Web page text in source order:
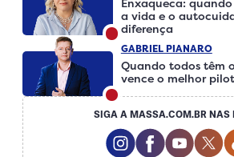
a vida e o
diferença
GABRIEL PIANARO
Quando todos têm
vence o melhor
SIGA A MASSA.COM.BR NAS
InstagramFacebook